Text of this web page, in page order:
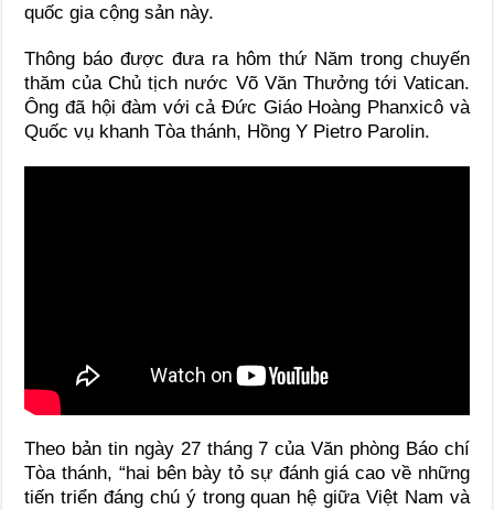
quốc gia cộng sản này.
Thông báo được đưa ra hôm thứ Năm trong chuyến
thăm của Chủ tịch nước Võ Văn Thưởng tới Vatican.
Ông đã hội đàm với cả Đức Giáo Hoàng Phanxicô và
Quốc vụ khanh Tòa thánh, Hồng Y Pietro Parolin.
Theo bản tin ngày 27 tháng 7 của Văn phòng Báo chí
Tòa thánh, “hai bên bày tỏ sự đánh giá cao về những
tiến triển đáng chú ý trong quan hệ giữa Việt Nam và